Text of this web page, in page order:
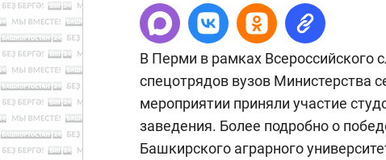
В Перми в рамках Всероссийского
спецотрядов вузов Министерства
мероприятии приняли участие
заведения. Более подробно о
Башкирского аграрного